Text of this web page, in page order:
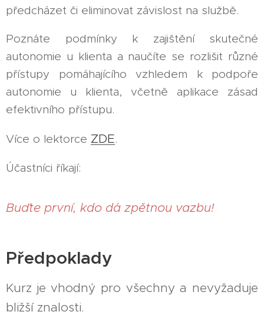
předcházet či eliminovat závislost na službě.
Poznáte podmínky k zajištění skutečné
autonomie u klienta a naučíte se rozlišit různé
přístupy pomáhajícího vzhledem k podpoře
autonomie u klienta, včetně aplikace zásad
efektivního přístupu.
Více o lektorce ZDE.
Účastníci říkají:
Buďte první, kdo dá zpětnou vazbu!
Předpoklady
Kurz je vhodný pro všechny a nevyžaduje
bližší znalosti.